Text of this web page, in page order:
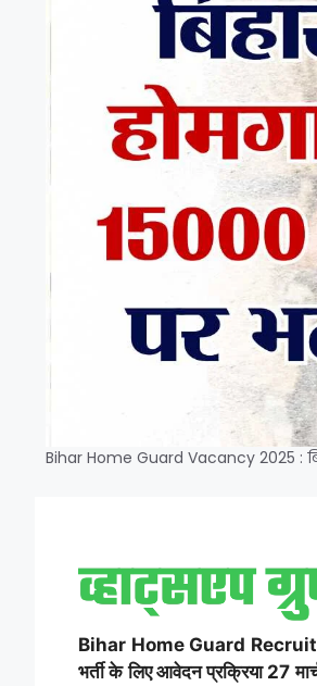
Bihar Home Guard Vacancy 2025 :
Bihar Home Guard
भर्ती के लिए आवेदन प्रक्रिया 27